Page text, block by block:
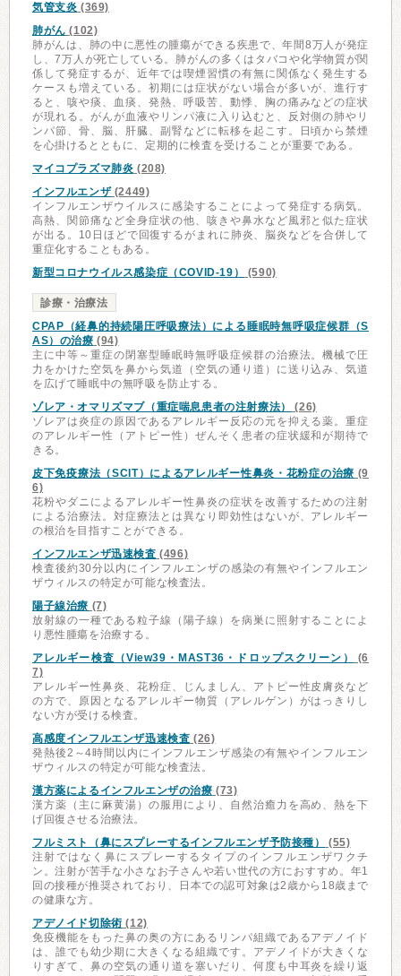
気管支炎 (369)
肺がん (102)
肺がんは、肺の中に悪性の腫瘍ができる疾患で、年間8万人が発症
し、7万人が死亡している。肺がんの多くはタバコや化学物質が関
係して発症するが、近年では喫煙習慣の有無に関係なく発生する
ケースも増えている。初期には症状がない場合が多いが、進行す
ると、咳や痰、血痰、発熱、呼吸苦、動悸、胸の痛みなどの症状
が現れる。がんが血液やリンパ液に入り込むと、反対側の肺やリ
ンパ節、骨、脳、肝臓、副腎などに転移を起こす。日頃から禁煙
を心掛けるとともに、定期的に検査を受けることが重要である。
マイコプラズマ肺炎 (208)
インフルエンザ(2449)
インフルエンザウイルスに感染することによって発症する病気。
高熱、関節痛など全身症状の他、咳きや鼻水など風邪と似た症状
が出る。10日ほどで回復するがまれに肺炎、脳炎などを合併して
重症化することもある。
新型コロナウイルス感染症（COVID-19）
(590)
診療・治療法
CPAP（経鼻的持続陽圧呼吸療法）による睡眠時無呼吸症候群（S
AS）の治療 (94)
主に中等～重症の閉塞型睡眠時無呼吸症候群の治療法。機械で圧
力をかけた空気を鼻から気道（空気の通り道）に送り込み、気道
を広げて睡眠中の無呼吸を防止する。
ゾレア・オマリズマブ（重症喘息患者の注射療法）
(26)
ゾレアは炎症の原因であるアレルギー反応の元を抑える薬。重症
のアレルギー性（アトピー性）ぜんそく患者の症状緩和が期待で
きる。
皮下免疫療法（SCIT）によるアレルギー性鼻炎・花粉症の治療 (9
6)
花粉やダニによるアレルギー性鼻炎の症状を改善するための注射
による治療法。対症療法とは異なり即効性はないが、アレルギー
の根治を目指すことができる。
インフルエンザ迅速検査 (496)
検査後約30分以内にインフルエンザの感染の有無やインフルエン
ザウィルスの特定が可能な検査法。
陽子線治療 (7)
放射線の一種である粒子線（陽子線）を病巣に照射することによ
り悪性腫瘍を治療する。
アレルギー検査（View39・MAST36・ドロップスクリーン）
(6
7)
アレルギー性鼻炎、花粉症、じんましん、アトピー性皮膚炎など
の方で、原因となるアレルギー物質（アレルゲン）がはっきりし
ない方が受ける検査。
高感度インフルエンザ迅速検査 (26)
発熱後2～4時間以内にインフルエンザ感染の有無やインフルエン
ザウィルスの特定が可能な検査法。
漢方薬によるインフルエンザの治療 (73)
漢方薬（主に麻黄湯）の服用により、自然治癒力を高め、熱を下
げ回復させる治療法。
フルミスト（鼻にスプレーするインフルエンザ予防接種）
(55)
注射ではなく鼻にスプレーするタイプのインフルエンザワクチ
ン。注射が苦手な小さなお子さんや若い世代の方におすすめ。年1
回の接種が推奨されており、日本での認可対象は2歳から18歳まで
の健康な方。
アデノイド切除術 (12)
免疫機能をもった鼻の奥の方にあるリンパ組織であるアデノイド
は、誰でも幼少期に大きくなる組織です。アデノイドが大きくな
りすぎて、鼻の空気の通り道を塞いだり、何度も中耳炎を繰り返